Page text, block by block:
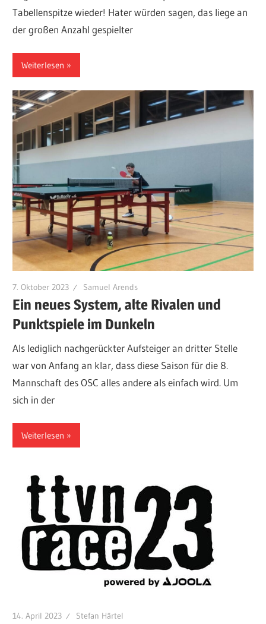
Tabellenspitze wieder! Hater würden sagen, das liege an
der großen Anzahl gespielter
Weiterlesen
7. Oktober 2023 Samuel Arends
Ein neues System, alte Rivalen und
Punktspiele im Dunkeln
Als lediglich nachgerückter Aufsteiger an dritter Stelle
war von Anfang an klar, dass diese Saison für die 8.
Mannschaft des OSC alles andere als einfach wird. Um
sich in der
Weiterlesen
14. April 2023 Stefan Härtel